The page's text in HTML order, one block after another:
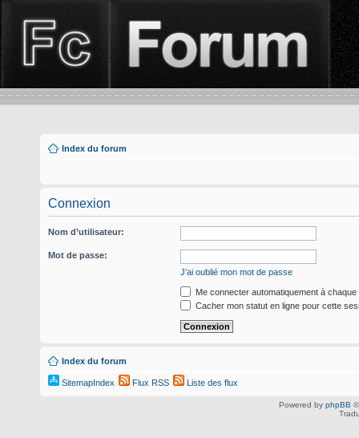
Index du forum
Connexion
Nom d’utilisateur:
Mot de passe:
J’ai oublié mon mot de passe
Me connecter automatiquement à chaque
Cacher mon statut en ligne pour cette
Index du forum
SitemapIndex Flux RSS Liste des flux
Powered by phpBB